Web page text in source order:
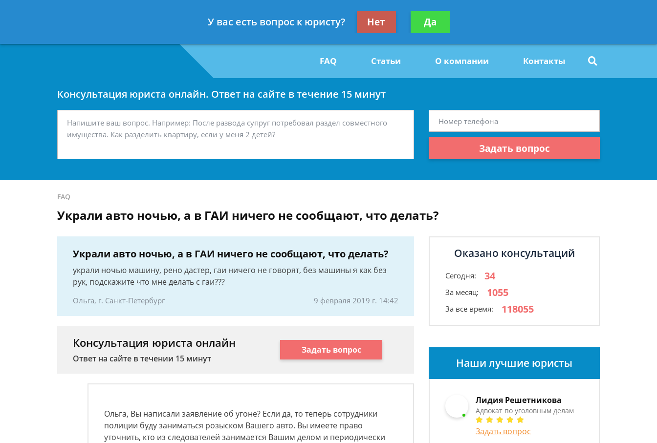
7 812 467-34-29
Получите консультацию
бесплатно
FAQ Статьи О компании Контакты
Консультация юриста онлайн. Ответ на сайте в течение 15 минут
Задать вопрос
FAQ
Украли авто ночью, а в ГАИ ничего не сообщают, что делать?
Украли авто ночью, а в ГАИ ничего не сообщают, что делать?
украли ночью машину, рено дастер, гаи ничего не говорят, без машины я как без
рук, подскажите что мне делать с гаи???
Ольга, г. Санкт-Петербург 9 февраля 2019 г. 14:42
Консультация юриста онлайн
Ответ на сайте в течении 15 минут
Задать вопрос
Ольга, Вы написали заявление об угоне? Если да, то теперь сотрудники
полиции буду заниматься розыском Вашего авто. Вы имеете право
уточнить, кто из следователей занимается Вашим делом и периодически
Оказано консультаций
Сегодня: 34
За месяц: 1055
За все время: 118055
Наши лучшие юристы
Лидия Решетникова
Адвокат по уголовным делам
Задать вопрос
У вас есть вопрос к юристу? Нет Да